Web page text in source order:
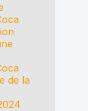
de la